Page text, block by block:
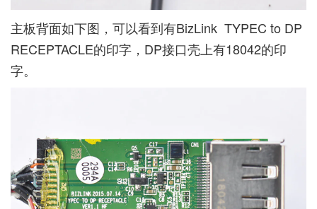
主板背面如下图，可以看到有BizLink TYPEC to DP
RECEPTACLE的印字，DP接口壳上有18042的印
字。